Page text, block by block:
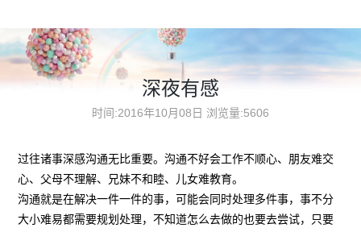
深夜有感
时间:2016年10月08日 浏览量:5606
过往诸事深感沟通无比重要。沟通不好会工作不顺心、朋友难交
心、父母不理解、兄妹不和睦、儿女难教育。
沟通就是在解决一件一件的事，可能会同时处理多件事，事不分
大小难易都需要规划处理，不知道怎么去做的也要去尝试，只要